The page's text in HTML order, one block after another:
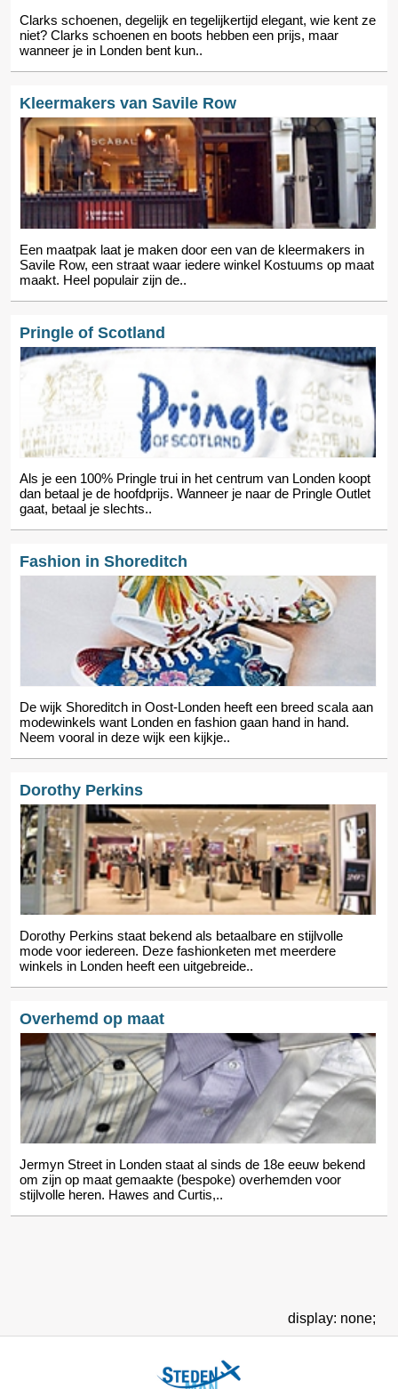
Clarks schoenen, degelijk en tegelijkertijd elegant, wie kent ze
niet? Clarks schoenen en boots hebben een prijs, maar
wanneer je in Londen bent kun..
Kleermakers van Savile Row
Een maatpak laat je maken door een van de kleermakers in
Savile Row, een straat waar iedere winkel Kostuums op maat
maakt. Heel populair zijn de..
Pringle of Scotland
Als je een 100% Pringle trui in het centrum van Londen koopt
dan betaal je de hoofdprijs. Wanneer je naar de Pringle Outlet
gaat, betaal je slechts..
Fashion in Shoreditch
De wijk Shoreditch in Oost-Londen heeft een breed scala aan
modewinkels want Londen en fashion gaan hand in hand.
Neem vooral in deze wijk een kijkje..
Dorothy Perkins
Dorothy Perkins staat bekend als betaalbare en stijlvolle
mode voor iedereen. Deze fashionketen met meerdere
winkels in Londen heeft een uitgebreide..
Overhemd op maat
Jermyn Street in Londen staat al sinds de 18e eeuw bekend
om zijn op maat gemaakte (bespoke) overhemden voor
stijlvolle heren. Hawes and Curtis,..
display: none;